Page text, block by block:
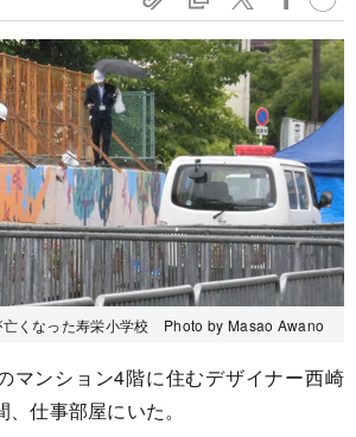
亡くなった寿栄小学校 Photo by Masao Awano
マンション4階に住むデザイナー西崎
仕事部屋にいた。